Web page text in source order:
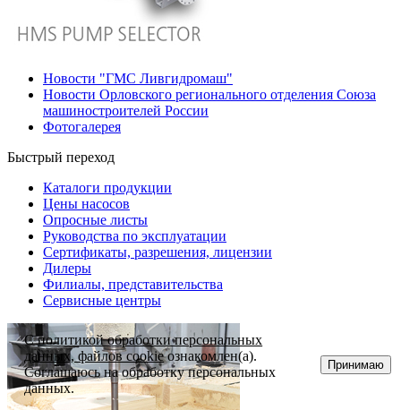
Новости "ГМС Ливгидромаш"
Новости Орловского регионального отделения Союза
машиностроителей России
Фотогалерея
Быстрый переход
Каталоги продукции
Цены насосов
Опросные листы
Руководства по эксплуатации
Сертификаты, разрешения, лицензии
Дилеры
Филиалы, представительства
Сервисные центры
Сполитикой обработки персональных
данных, файлов cookieознакомлен(а).
Соглашаюсь на обработку персональных
данных.
Принимаю